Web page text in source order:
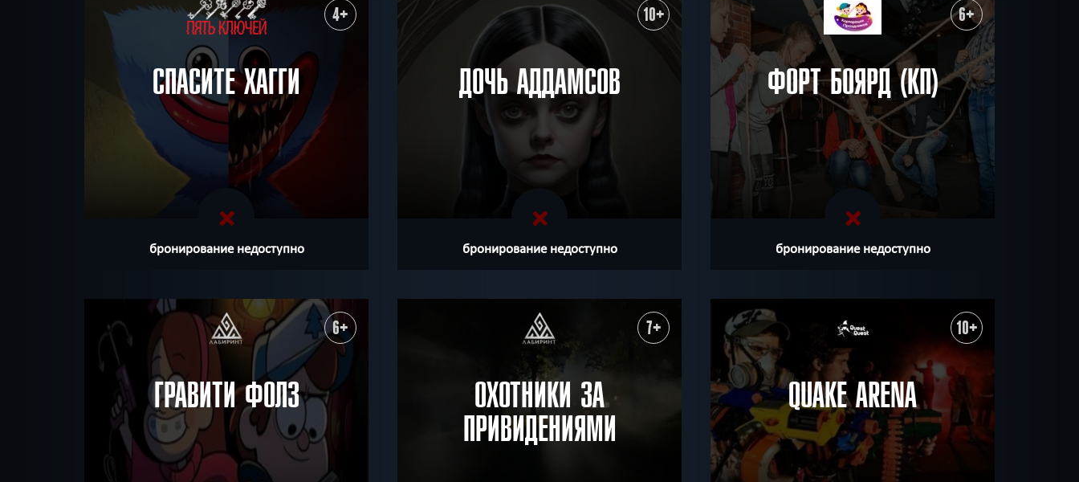
ХОЧУ ПРОЙТИ | КВЕСТ ПРОЙДЕН ХОЧУ ПРОЙТИ | КВЕСТ ПРОЙДЕН ХОЧУ ПРОЙТИ | КВЕСТ ПРОЙДЕН
4+
СПАСИТЕ ХАГГИ
бронирование недоступно
10+
ДОЧЬ АДДАМСОВ
бронирование недоступно
6+
ФОРТ БОЯРД (КП)
бронирование недоступно
6+
ГРАВИТИ ФОЛЗ
7+
ОХОТНИКИ ЗА
ПРИВИДЕНИЯМИ
10+
QUAKE ARENA